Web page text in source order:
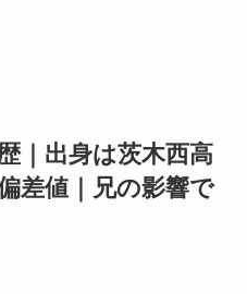
｜出身は茨木西高
差値｜兄の影響で